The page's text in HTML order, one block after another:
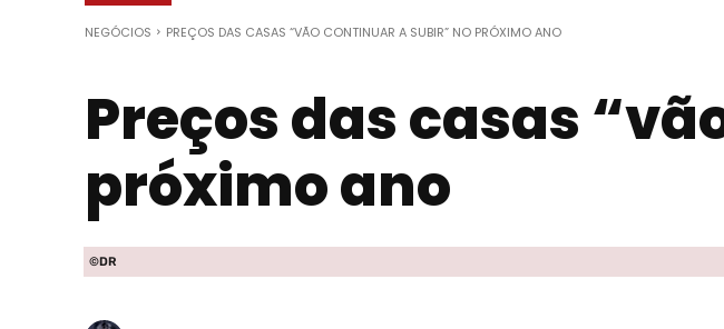
NEGÓCIOS PREÇOS DAS CASAS “VÃO CONTINUAR A SUBIR” NO PRÓXIMO ANO
Preços das casas
próximo ano
©DR